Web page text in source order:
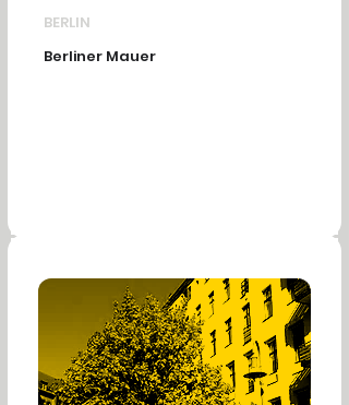
BERLIN
Berliner Mauer